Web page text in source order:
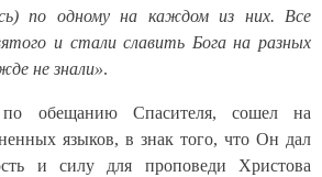
по одному на каждом из них. Все
и стали славить Бога на разных
не знали».
обещанию Спасителя, сошел на
языков, в знак того, что Он дал
и силу для проповеди Христова